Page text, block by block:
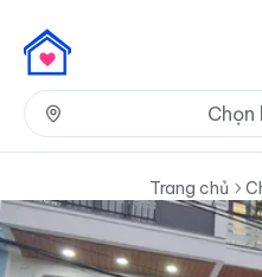
Chọn
Trang chủ